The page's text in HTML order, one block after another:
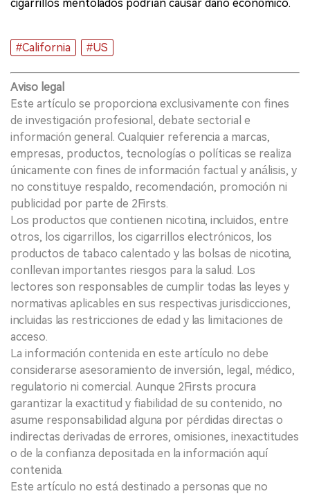
cigarrillos mentolados podrían causar daño económico.
#California #US
Aviso legal
Este artículo se proporciona exclusivamente con fines
de investigación profesional, debate sectorial e
información general. Cualquier referencia a marcas,
empresas, productos, tecnologías o políticas se realiza
únicamente con fines de información factual y análisis, y
no constituye respaldo, recomendación, promoción ni
publicidad por parte de 2Firsts.
Los productos que contienen nicotina, incluidos, entre
otros, los cigarrillos, los cigarrillos electrónicos, los
productos de tabaco calentado y las bolsas de nicotina,
conllevan importantes riesgos para la salud. Los
lectores son responsables de cumplir todas las leyes y
normativas aplicables en sus respectivas jurisdicciones,
incluidas las restricciones de edad y las limitaciones de
acceso.
La información contenida en este artículo no debe
considerarse asesoramiento de inversión, legal, médico,
regulatorio ni comercial. Aunque 2Firsts procura
garantizar la exactitud y fiabilidad de su contenido, no
asume responsabilidad alguna por pérdidas directas o
indirectas derivadas de errores, omisiones, inexactitudes
o de la confianza depositada en la información aquí
contenida.
Este artículo no está destinado a personas que no